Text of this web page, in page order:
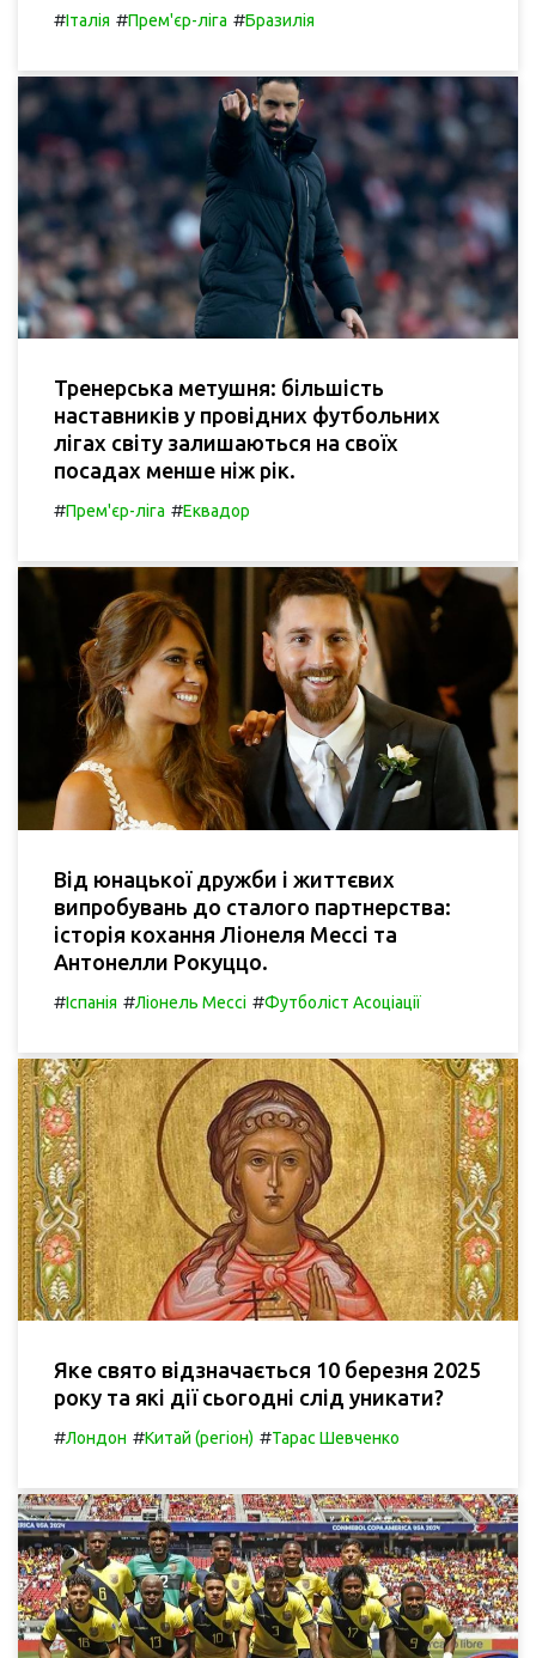
#Італія #Прем'єр-ліга #Бразилія
Тренерська метушня: більшість
наставників у провідних футбольних
лігах світу залишаються на своїх
посадах менше ніж рік.
#Прем'єр-ліга #Еквадор
Від юнацької дружби і життєвих
випробувань до сталого партнерства:
історія кохання Ліонеля Мессі та
Антонелли Рокуццо.
#Іспанія #Ліонель Мессі #Футболіст Асоціації
Яке свято відзначається 10 березня 2025
року та які дії сьогодні слід уникати?
#Лондон #Китай (регіон) #Тарас Шевченко